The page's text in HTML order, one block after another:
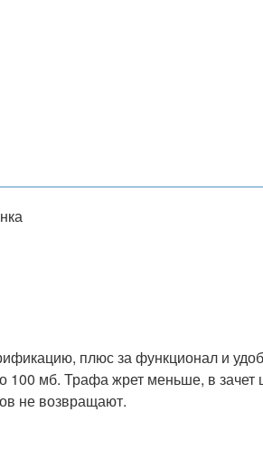
плюс за функционал и
100 мб. Трафа жрет меньше, в
не возвращают.